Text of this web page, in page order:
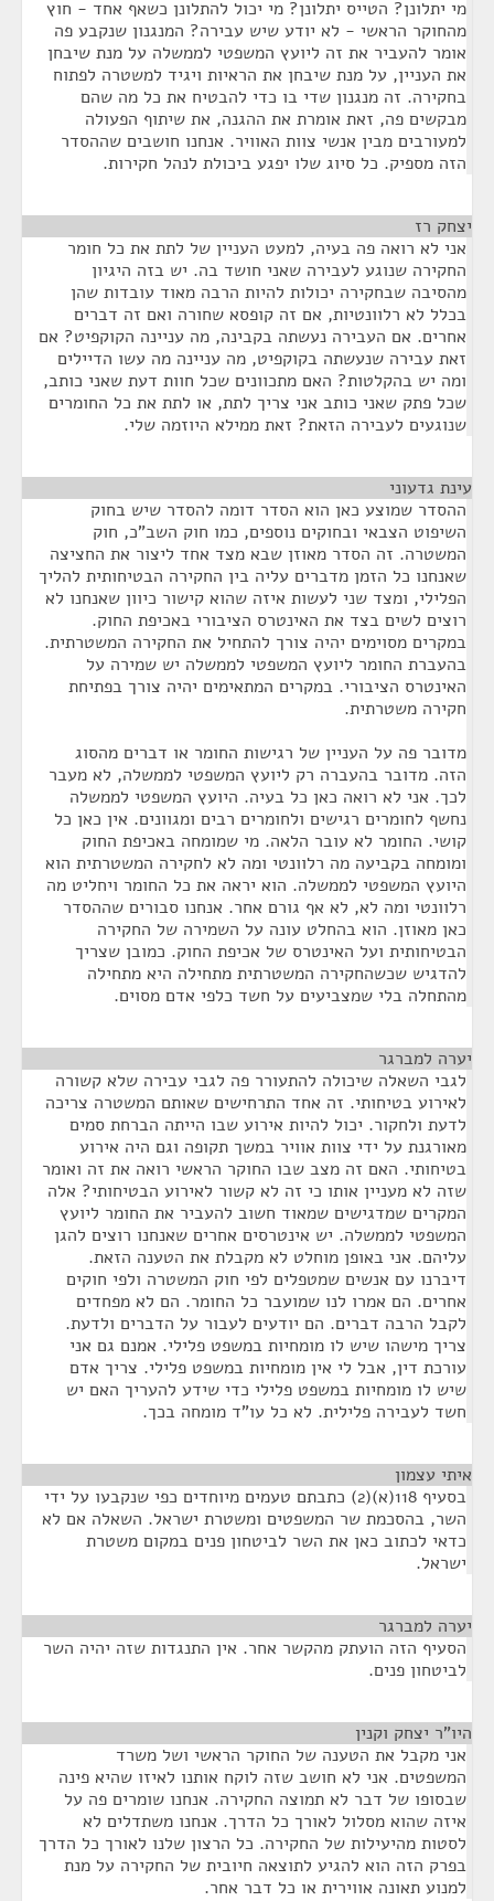
מי יתלונן? הטייס יתלונן? מי יכול להתלונן כשאף אחד - חוץ
מהחוקר הראשי - לא יודע שיש עבירה? המנגנון שנקבע פה
אומר להעביר את זה ליועץ המשפטי לממשלה על מנת שיבחן
את העניין, על מנת שיבחן את הראיות ויגיד למשטרה לפתוח
בחקירה. זה מנגנון שדי בו כדי להבטיח את כל מה שהם
מבקשים פה, זאת אומרת את ההגנה, את שיתוף הפעולה
למעורבים מבין אנשי צוות האוויר. אנחנו חושבים שההסדר
הזה מספיק. כל סיוג שלו יפגע ביכולת לנהל חקירות.
יצחק רז
אני לא רואה פה בעיה, למעט העניין של לתת את כל חומר
החקירה שנוגע לעבירה שאני חושד בה. יש בזה היגיון
מהסיבה שבחקירה יכולות להיות הרבה מאוד עובדות שהן
בכלל לא רלוונטיות, אם זה קופסא שחורה ואם זה דברים
אחרים. אם העבירה נעשתה בקבינה, מה עניינה הקוקפיט? אם
זאת עבירה שנעשתה בקוקפיט, מה עניינה מה עשו הדיילים
ומה יש בהקלטות? האם מתכוונים שכל חוות דעת שאני כותב,
שכל פתק שאני כותב אני צריך לתת, או לתת את כל החומרים
שנוגעים לעבירה הזאת? זאת ממילא היוזמה שלי.
עינת גדעוני
ההסדר שמוצע כאן הוא הסדר דומה להסדר שיש בחוק
השיפוט הצבאי ובחוקים נוספים, כמו חוק השב"כ, חוק
המשטרה. זה הסדר מאוזן שבא מצד אחד ליצור את החציצה
שאנחנו כל הזמן מדברים עליה בין החקירה הבטיחותית להליך
הפלילי, ומצד שני לעשות איזה שהוא קישור כיוון שאנחנו לא
רוצים לשים בצד את האינטרס הציבורי באכיפת החוק.
במקרים מסוימים יהיה צורך להתחיל את החקירה המשטרתית.
בהעברת החומר ליועץ המשפטי לממשלה יש שמירה על
האינטרס הציבורי. במקרים המתאימים יהיה צורך בפתיחת
חקירה משטרתית.
מדובר פה על העניין של רגישות החומר או דברים מהסוג
הזה. מדובר בהעברה רק ליועץ המשפטי לממשלה, לא מעבר
לכך. אני לא רואה כאן כל בעיה. היועץ המשפטי לממשלה
נחשף לחומרים רגישים ולחומרים רבים ומגוונים. אין כאן כל
קושי. החומר לא עובר הלאה. מי שמומחה באכיפת החוק
ומומחה בקביעה מה רלוונטי ומה לא לחקירה המשטרתית הוא
היועץ המשפטי לממשלה. הוא יראה את כל החומר ויחליט מה
רלוונטי ומה לא, לא אף גורם אחר. אנחנו סבורים שההסדר
כאן מאוזן. הוא בהחלט עונה על השמירה של החקירה
הבטיחותית ועל האינטרס של אכיפת החוק. כמובן שצריך
להדגיש שכשהחקירה המשטרתית מתחילה היא מתחילה
מהתחלה בלי שמצביעים על חשד כלפי אדם מסוים.
יערה למברגר
לגבי השאלה שיכולה להתעורר פה לגבי עבירה שלא קשורה
לאירוע בטיחותי. זה אחד התרחישים שאותם המשטרה צריכה
לדעת ולחקור. יכול להיות אירוע שבו הייתה הברחת סמים
מאורגנת על ידי צוות אוויר במשך תקופה וגם היה אירוע
בטיחותי. האם זה מצב שבו החוקר הראשי רואה את זה ואומר
שזה לא מעניין אותו כי זה לא קשור לאירוע הבטיחותי? אלה
המקרים שמדגישים שמאוד חשוב להעביר את החומר ליועץ
המשפטי לממשלה. יש אינטרסים אחרים שאנחנו רוצים להגן
עליהם. אני באופן מוחלט לא מקבלת את הטענה הזאת.
דיברנו עם אנשים שמטפלים לפי חוק המשטרה ולפי חוקים
אחרים. הם אמרו לנו שמועבר כל החומר. הם לא מפחדים
לקבל הרבה דברים. הם יודעים לעבור על הדברים ולדעת.
צריך מישהו שיש לו מומחיות במשפט פלילי. אמנם גם אני
עורכת דין, אבל לי אין מומחיות במשפט פלילי. צריך אדם
שיש לו מומחיות במשפט פלילי כדי שידע להעריך האם יש
חשד לעבירה פלילית. לא כל עו"ד מומחה בכך.
איתי עצמון
בסעיף 118(א)(2) כתבתם טעמים מיוחדים כפי שנקבעו על ידי
השר, בהסכמת שר המשפטים ומשטרת ישראל. השאלה אם לא
כדאי לכתוב כאן את השר לביטחון פנים במקום משטרת
ישראל.
יערה למברגר
הסעיף הזה הועתק מהקשר אחר. אין התנגדות שזה יהיה השר
לביטחון פנים.
היו"ר יצחק וקנין
אני מקבל את הטענה של החוקר הראשי ושל משרד
המשפטים. אני לא חושב שזה לוקח אותנו לאיזו שהיא פינה
שבסופו של דבר לא תמוצה החקירה. אנחנו שומרים פה על
איזה שהוא מסלול לאורך כל הדרך. אנחנו משתדלים לא
לסטות מהיעילות של החקירה. כל הרצון שלנו לאורך כל הדרך
בפרק הזה הוא להגיע לתוצאה חיובית של החקירה על מנת
למנוע תאונה אווירית או כל דבר אחר.